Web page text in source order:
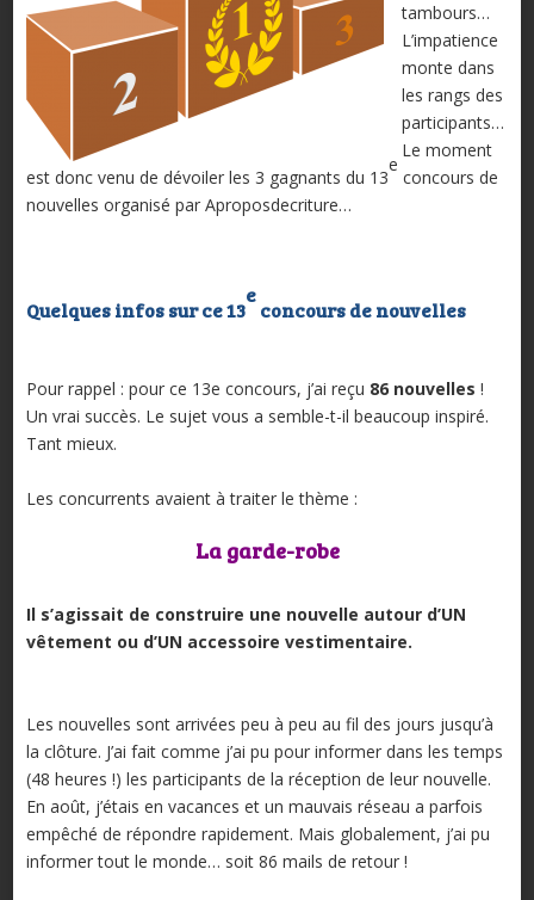
tambours…
L’impatience
monte dans
les rangs des
participants…
Le moment
est donc venu de dévoiler les 3 gagnants du 13
e
concours de
nouvelles organisé par Aproposdecriture…
Quelques infos sur ce 13
e
concours de nouvelles
Pour rappel : pour ce 13e concours, j’ai reçu 86 nouvelles !
Un vrai succès. Le sujet vous a semble-t-il beaucoup inspiré.
Tant mieux.
Les concurrents avaient à traiter le thème :
La garde-robe
Il s’agissait de construire une nouvelle autour d’UN
vêtement ou d’UN accessoire vestimentaire.
Les nouvelles sont arrivées peu à peu au fil des jours jusqu’à
la clôture. J’ai fait comme j’ai pu pour informer dans les temps
(48 heures !) les participants de la réception de leur nouvelle.
En août, j’étais en vacances et un mauvais réseau a parfois
empêché de répondre rapidement. Mais globalement, j’ai pu
informer tout le monde… soit 86 mails de retour !